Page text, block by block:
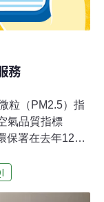
務
粒（PM2.5）指
氣品質指標
訊開放平台即時